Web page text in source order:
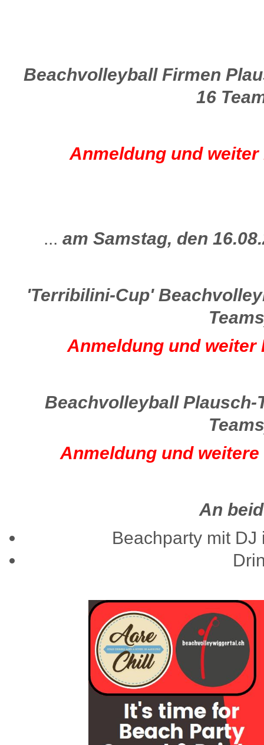
Beachvolleyball Firmen
16
Anmeldung und
... am Samstag, den
'Terribilini-Cup'
Anmeldung und
Beachvolleyball Plausch-
Anmeldung und
An
Beachparty mit